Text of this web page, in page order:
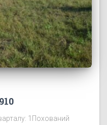
1Похований